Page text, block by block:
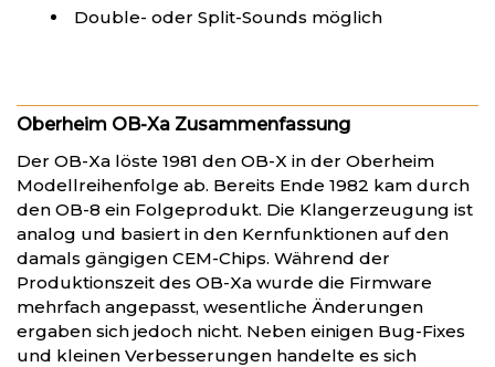
Double- oder Split-Sounds möglich
Oberheim OB-Xa Zusammenfassung
Der OB-Xa löste 1981 den OB-X in der Oberheim
Modellreihenfolge ab. Bereits Ende 1982 kam durch
den OB-8 ein Folgeprodukt. Die Klangerzeugung ist
analog und basiert in den Kernfunktionen auf den
damals gängigen CEM-Chips. Während der
Produktionszeit des OB-Xa wurde die Firmware
mehrfach angepasst, wesentliche Änderungen
ergaben sich jedoch nicht. Neben einigen Bug-Fixes
und kleinen Verbesserungen handelte es sich